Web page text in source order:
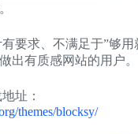
要求、不满足于”够用
出有质感网站的用户。
址：
themes/blocksy/